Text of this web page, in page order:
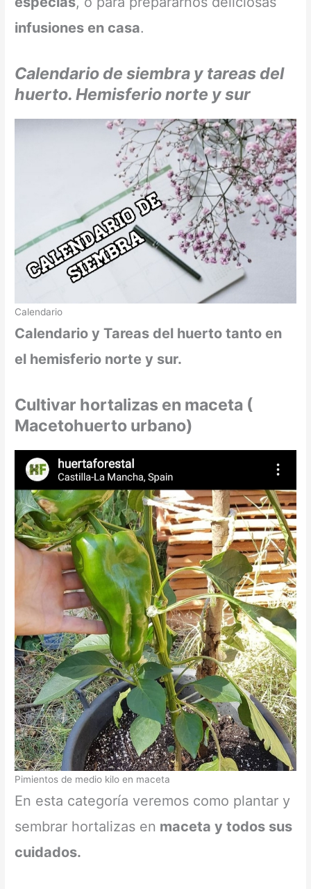
infusiones en casa.
Calendario de siembra y tareas del
huerto. Hemisferio norte y sur
Calendario
Calendario y Tareas del huerto tanto en
el hemisferio norte y sur.
Cultivar hortalizas en maceta (
Macetohuerto urbano)
Pimientos de medio kilo en maceta
En esta categoría veremos como plantar y
sembrar hortalizas en maceta y todos sus
cuidados.